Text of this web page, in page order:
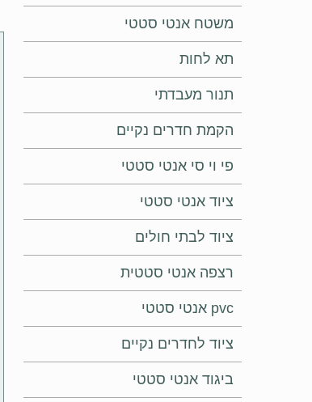
משטח אנטי סטטי
תא לחות
תנור מעבדתי
הקמת חדרים נקיים
פי וי סי אנטי סטטי
ציוד אנטי סטטי
ציוד לבתי חולים
רצפה אנטי סטטית
pvc אנטי סטטי
ציוד לחדרים נקיים
ביגוד אנטי סטטי